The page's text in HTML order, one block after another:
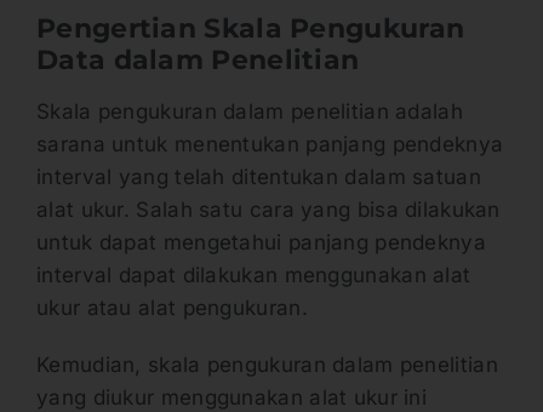
Pengertian Skala Pengukuran
Data dalam Penelitian
Skala pengukuran dalam penelitian adalah
sarana untuk menentukan panjang pendeknya
interval yang telah ditentukan dalam satuan
alat ukur. Salah satu cara yang bisa dilakukan
untuk dapat mengetahui panjang pendeknya
interval dapat dilakukan menggunakan alat
ukur atau alat pengukuran.
Kemudian, skala pengukuran dalam penelitian
yang diukur menggunakan alat ukur ini